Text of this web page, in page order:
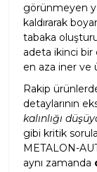
görünmeyen
kaldırarak
tabaka
adeta ikinci bir
en aza iner ve
Rakip
detaylarının
kalınlığı
gibi kritik
METALON-
aynı zamanda